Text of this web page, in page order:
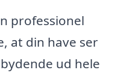
professionel
at din have ser
ud hele